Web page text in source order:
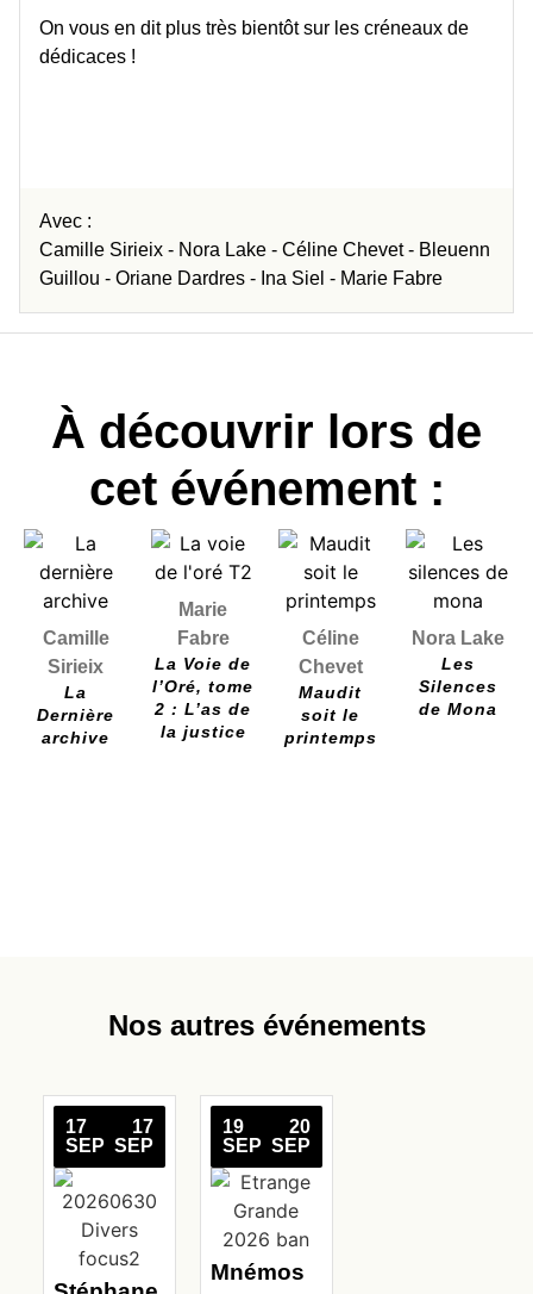
On vous en dit plus très bientôt sur les créneaux de
dédicaces !
Avec :
Camille Sirieix - Nora Lake - Céline Chevet - Bleuenn
Guillou - Oriane Dardres - Ina Siel - Marie Fabre
À découvrir lors de
cet événement :
Camille
Sirieix
La
Dernière
archive
Marie
Fabre
La Voie de
l’Oré, tome
2 : L’as de
la justice
Céline
Chevet
Maudit
soit le
printemps
Nora Lake
Les
Silences
de Mona
Nos autres événements
17
SEP
17
SEP
19
SEP
20
SEP
Mnémos